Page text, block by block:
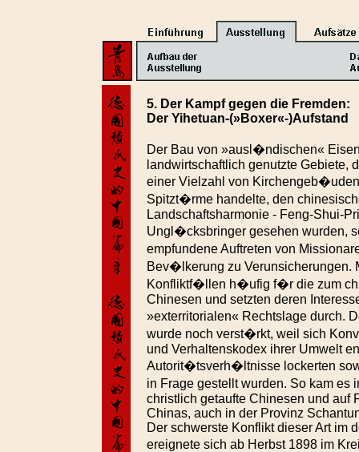
5. Der Kampf gegen die Fremden:
Der Yihetuan-(»Boxer«-)Aufstand
Der Bau von »ausl�ndischen«
landwirtschaftlich genutzte Gebiete,
einer Vielzahl von
Spitzt�rme handelte, den
Landschaftsharmonie - Feng-Shui-
Ungl�cksbringer gesehen wurden,
empfundene Auftreten von
Bev�lkerung zu Verunsicherungen.
Konfliktf�llen h�ufig f�r die zum
Chinesen und setzten deren
»exterritorialen« Rechtslage durch.
wurde noch verst�rkt, weil sich
und Verhaltenskodex ihrer Umwelt
Autorit�tsverh�ltnisse lockerten
in Frage gestellt wurden. So kam
christlich getaufte Chinesen und auf
Chinas, auch in der Provinz
Der schwerste Konflikt dieser Art im
ereignete sich ab Herbst 1898 im